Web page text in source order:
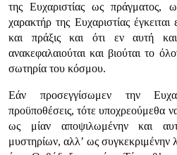
της Ευχαριστίας ως πράγματος,
χαρακτήρ της Ευχαριστίας έγκειται
και πράξις και ότι εν αυτή
ανακεφαλαιούται και βιούται το
σωτηρία του κόσμου.
Εάν προσεγγίσωμεν την
προϋποθέσεις, τότε υποχρεούμεθα
ως μίαν αποψιλωμένην και
μυστηρίων, αλλ’ ως συγκεκριμένην